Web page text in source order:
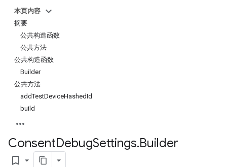
本页内容
摘要
公共构造函数
公共方法
公共构造函数
Builder
公共方法
addTestDeviceHashedId
build
ConsentDebugSettings.Builder
bookmark_border